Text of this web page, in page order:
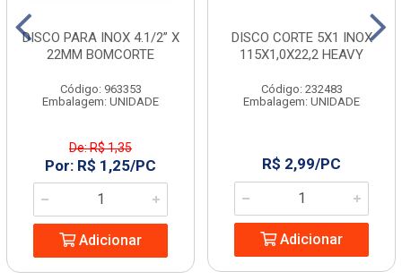
DISCO PARA INOX 4.1/2” X
22MM BOMCORTE
Código: 963353
Embalagem: UNIDADE
De: R$ 1,35
Por: R$ 1,25/PC
Adicionar
DISCO CORTE 5X1 INOX
115X1,0X22,2 HEAVY
Código: 232483
Embalagem: UNIDADE
R$ 2,99/PC
Adicionar